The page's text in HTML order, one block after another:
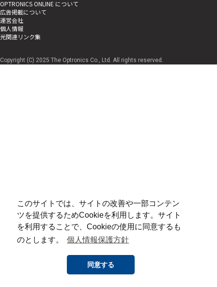
このサイトでは、サイトの改善や一部コンテン
ツを提供するためCookieを利用します。サイト
を利用することで、Cookieの使用に同意するも
のとします。
個人情報保護方針
同意する
OPTRONICS ONLINE について
広告掲載について
運営会社
個人情報
光関連リンク集
Copyright (C) 2025 The Optronics Co., Ltd. All rights reserved.